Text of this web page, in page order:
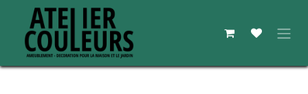
Se rendre au contenu